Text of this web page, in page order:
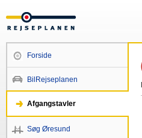
Forside
BilRejseplanen
Afgangstavler
Søg Øresund